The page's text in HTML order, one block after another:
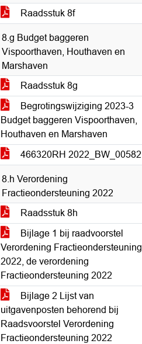
Raadsstuk 8f
8.g Budget baggeren
Vispoorthaven, Houthaven en
Marshaven
Raadsstuk 8g
Begrotingswijziging 2023-3
Budget baggeren Vispoorthaven,
Houthaven en Marshaven
466320RH 2022_BW_00582
8.h Verordening
Fractieondersteuning 2022
Raadsstuk 8h
Bijlage 1 bij raadvoorstel
Verordening Fractieondersteuning
2022, de verordening
Fractieondersteuning 2022
Bijlage 2 Lijst van
uitgavenposten behorend bij
Raadsvoorstel Verordening
Fractieondersteuning 2022